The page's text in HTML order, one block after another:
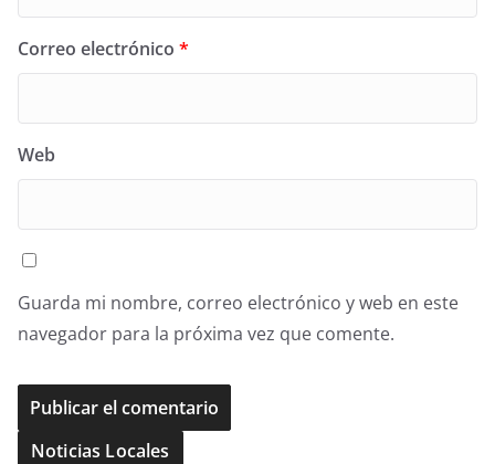
Correo electrónico *
Web
Guarda mi nombre, correo electrónico y web en este
navegador para la próxima vez que comente.
Noticias Locales